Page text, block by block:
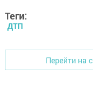
Теги:
ДТП
Перейти на